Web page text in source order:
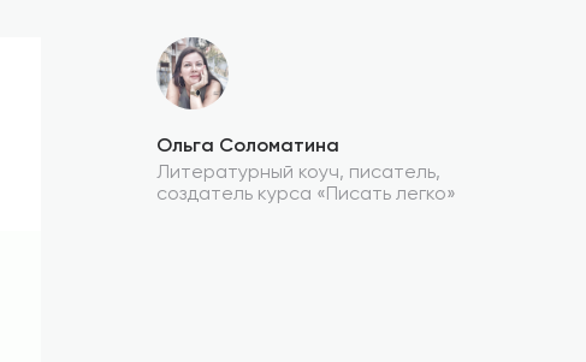
Ольга Соломатина
Литературный коуч, писатель,
создатель курса «Писать легко»